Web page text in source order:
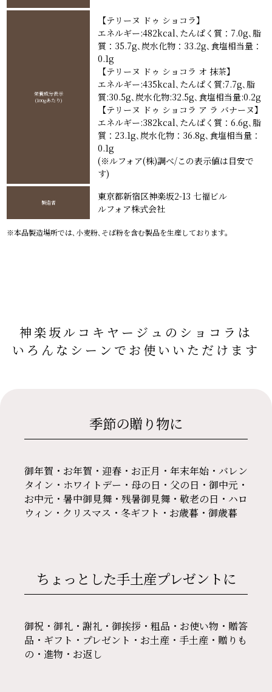
栄養成分表示
(100gあたり)
【テリーヌ ドゥ ショコラ】
エネルギー:482kcal､たんぱく質：7.0g､脂
質：35.7g､炭水化物：33.2g､食塩相当量：
0.1g
【テリーヌ ドゥ ショコラ オ 抹茶】
エネルギー:435kcal､たんぱく質:7.7g､脂
質:30.5g､炭水化物:32.5g､食塩相当量:0.2g
【テリーヌ ドゥ ショコラ ア ラ バナーヌ】
エネルギー:382kcal､たんぱく質：6.6g､脂
質：23.1g､炭水化物：36.8g､食塩相当量：
0.1g
(※ルフォア(株)調べ/この表示値は目安で
す)
製造者
東京都新宿区神楽坂2-13 七福ビル
ルフォア株式会社
※本品製造場所では､小麦粉､そば粉を含む製品を生産しております。
神楽坂ルコキヤージュの ショコラは
いろんなシーンで お使いいただけます
季節の贈り物に
御年賀・お年賀・迎春・お正月・年末年始・バレン
タイン・ホワイトデー・母の日・父の日・御中元・
お中元・暑中御見舞・残暑御見舞・敬老の日・ハロ
ウィン・クリスマス・冬ギフト・お歳暮・御歳暮
ちょっとした手土産プレゼントに
御祝・御礼・謝礼・御挨拶・粗品・お使い物・贈答
品・ギフト・プレゼント・お土産・手土産・贈りも
の・進物・お返し